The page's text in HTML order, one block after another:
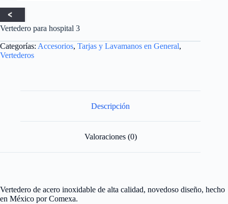
Vertedero para hospital 3
Categorías: Accesorios, Tarjas y Lavamanos en General,
Vertederos
Descripción
Valoraciones (0)
Vertedero de acero inoxidable de alta calidad, novedoso diseño, hecho
en México por Comexa.